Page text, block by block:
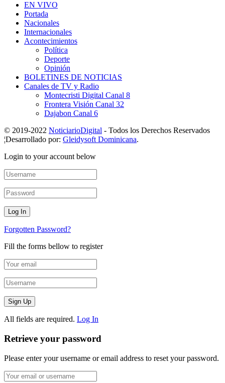
EN VIVO
Portada
Nacionales
Internacionales
Acontecimientos
Política
Deporte
Opinión
BOLETINES DE NOTICIAS
Canales de TV y Radio
Montecristi Digital Canal 8
Frontera Visión Canal 32
Dajabon Canal 6
© 2019-2022 NoticiarioDigital - Todos los Derechos Reservados
¦Desarrollado por: Gleidysoft Dominicana.
Login to your account below
Forgotten Password?
Fill the forms bellow to register
All fields are required. Log In
Retrieve your password
Please enter your username or email address to reset your password.